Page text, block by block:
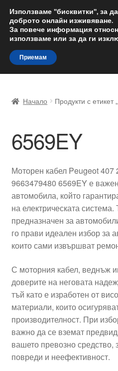
ДОСТАВКА
Доставка по
Skip
to
navigation
Skip
to
content
Доставка по целия свят
Жалби
Количка
Контакт
Моята сметка
Плащанията
Политика за поверителност
Правила и условия
Процедура за рекламации
Начало Продукти с етикет
6569EY
Моторен кабел Peugeot 407
9663479480 6569EY е
автомобила, който
на електрическата система.
предназначен за
го прави идеален избор за
които сами извършват
С моторния кабел, веднъж
доверите на неговата
тъй като е изработен от
материали, които
производителност. При
важно да се вземат
вашето превозно средство,
повреди и неефективност.
Използваме "бисквитки", за
доброто онлайн изживяване.
За повече информация
използваме или за да ги
Приемам